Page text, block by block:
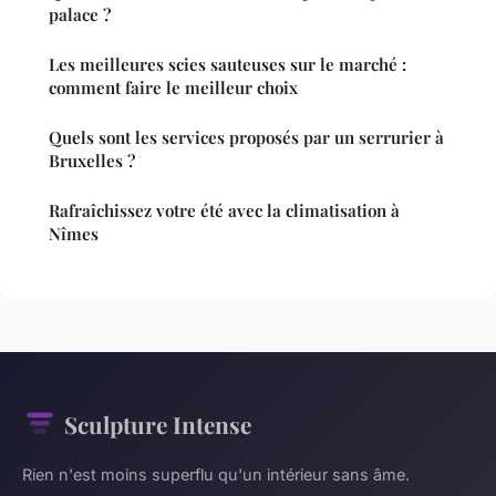
palace ?
Les meilleures scies sauteuses sur le marché :
comment faire le meilleur choix
Quels sont les services proposés par un serrurier à
Bruxelles ?
Rafraîchissez votre été avec la climatisation à
Nîmes
Sculpture Intense
Rien n'est moins superflu qu'un intérieur sans âme.